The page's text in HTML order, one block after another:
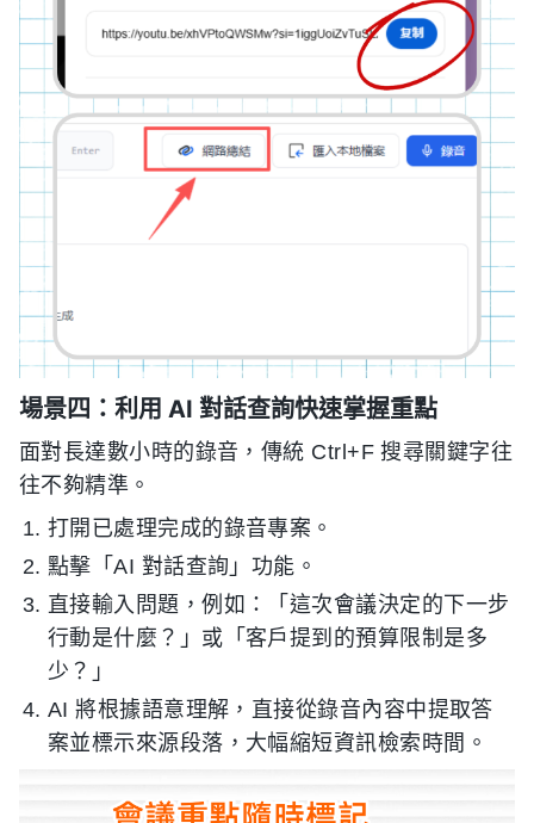
場景四：利用 AI 對話查詢快速掌握重點
面對長達數小時的錄音，傳統 Ctrl+F 搜尋關鍵字往
往不夠精準。
打開已處理完成的錄音專案。
點擊「AI 對話查詢」功能。
直接輸入問題，例如：「這次會議決定的下一步
行動是什麼？」或「客戶提到的預算限制是多
少？」
AI 將根據語意理解，直接從錄音內容中提取答
案並標示來源段落，大幅縮短資訊檢索時間。